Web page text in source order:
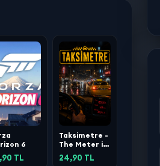
6
TL
Taksimetre -
The Meter is
Running
24,90 TL